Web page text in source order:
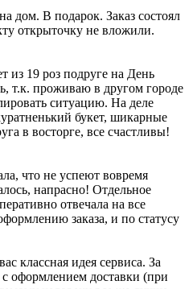
дом. В подарок. Заказ состоял
открыточку не вложили.
из 19 роз подруге на День
т.к. проживаю в другом городе
ситуацию. На деле
букет, шикарные
в восторге, все счастливы!
что не успеют вовремя
напрасно! Отдельное
отвечала на все
заказа, и по статусу
классная идея сервиса. За
оформлением доставки (при